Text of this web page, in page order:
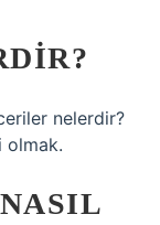
nelerdir?
olmak.